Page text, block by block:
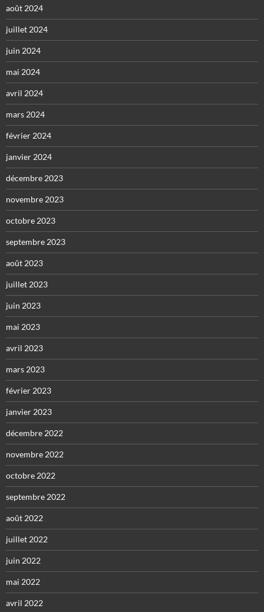
août 2024
juillet 2024
juin 2024
mai 2024
avril 2024
mars 2024
février 2024
janvier 2024
décembre 2023
novembre 2023
octobre 2023
septembre 2023
août 2023
juillet 2023
juin 2023
mai 2023
avril 2023
mars 2023
février 2023
janvier 2023
décembre 2022
novembre 2022
octobre 2022
septembre 2022
août 2022
juillet 2022
juin 2022
mai 2022
avril 2022